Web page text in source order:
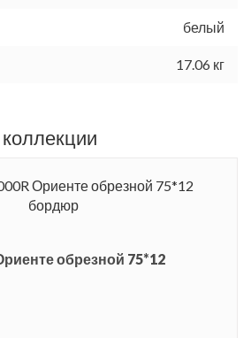
белый
17.06 кг
обрезной 75*12